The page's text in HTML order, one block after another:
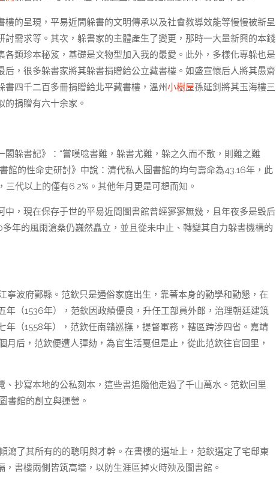
的呈現，平易近間躲書的文明傳承以及社會教導效能等慢慢被新呈
需求等。其次，躲書家的主體產生了變更，那時一大量新興的本錢
類珍本秘笈，基礎是文物型加入我的最愛。此外，多樣化專躲也是
，很多躲書家將其躲書捐贈給公立藏書樓。如盛宣懷后人將其愚齋
四千二百多冊捐贈給北平藏書樓，溫州小樹屋孫延釗將其玉海樓三
捐贈有六十余家。
躲書記》：“嘗嘆唸書難，躲書尤難，躲之久而不散，則難之難
館的性命史研討》中說：清代私人圖書館的均勻壽命為43.16年，此
代以上的僅有6.2%。其他年月更是可想而知。
，現在保存于世的平易近間圖書館曾經寥寥無幾，且年夜多是毀后
年的風雨滄桑仍巍然矗立，並且從未中止、轉變其自力躲書機構的
波府鄞縣。范欽只是通俗家庭出生，靠著本身的勤學和勤懇，在
（1536年），范欽因政績優良，升任工部員外郎，治理朝廷建筑
（1558年），范欽任南贛巡撫，提督軍務，轄區跨涉四省。嘉靖
后，范欽便遭人彈劾，為官生活戛但是止，從此范欽往官回里，
抄寫本地的公私刻本，這些書追隨他走過了千山萬水。范欽回里
書館的創立與運營。
瀉了其所有的的聰明與才幹。在書樓的選址上，范欽選定了宅邸東
書樓兩側皆筑高墻，以防生涯區掉火時殃及圖書館。